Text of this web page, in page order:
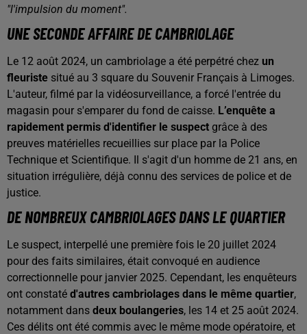
"l'impulsion du moment".
UNE SECONDE AFFAIRE DE CAMBRIOLAGE
Le 12 août 2024, un cambriolage a été perpétré chez un
fleuriste situé au 3 square du Souvenir Français à Limoges.
L'auteur, filmé par la vidéosurveillance, a forcé l'entrée du
magasin pour s'emparer du fond de caisse. L’enquête a
rapidement permis d'identifier le suspect grâce à des
preuves matérielles recueillies sur place par la Police
Technique et Scientifique. Il s'agit d'un homme de 21 ans, en
situation irrégulière, déjà connu des services de police et de
justice.
DE NOMBREUX CAMBRIOLAGES DANS LE QUARTIER
Le suspect, interpellé une première fois le 20 juillet 2024
pour des faits similaires, était convoqué en audience
correctionnelle pour janvier 2025. Cependant, les enquêteurs
ont constaté d'autres cambriolages dans le même quartier,
notamment dans deux boulangeries, les 14 et 25 août 2024.
Ces délits ont été commis avec le même mode opératoire, et